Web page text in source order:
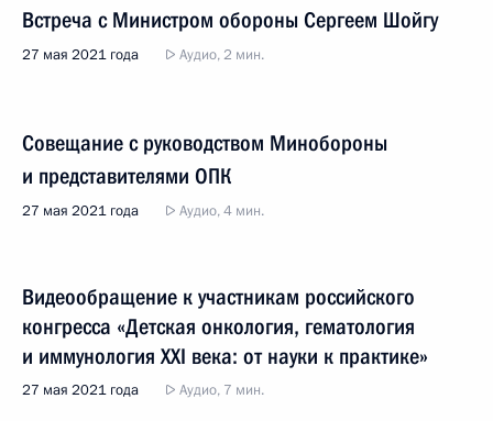
Встреча с Министром обороны Сергеем Шойгу
27 мая 2021 года Аудио, 2 мин.
Совещание с руководством Минобороны
и представителями ОПК
27 мая 2021 года Аудио, 4 мин.
Видеообращение к участникам российского
конгресса «Детская онкология, гематология
и иммунология XXI века: от науки к практике»
27 мая 2021 года Аудио, 7 мин.